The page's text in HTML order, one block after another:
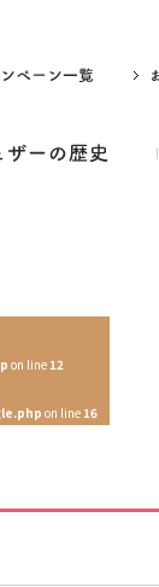
on line12
on line16